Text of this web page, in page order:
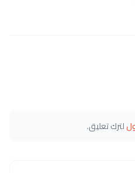
لترك تعليق.